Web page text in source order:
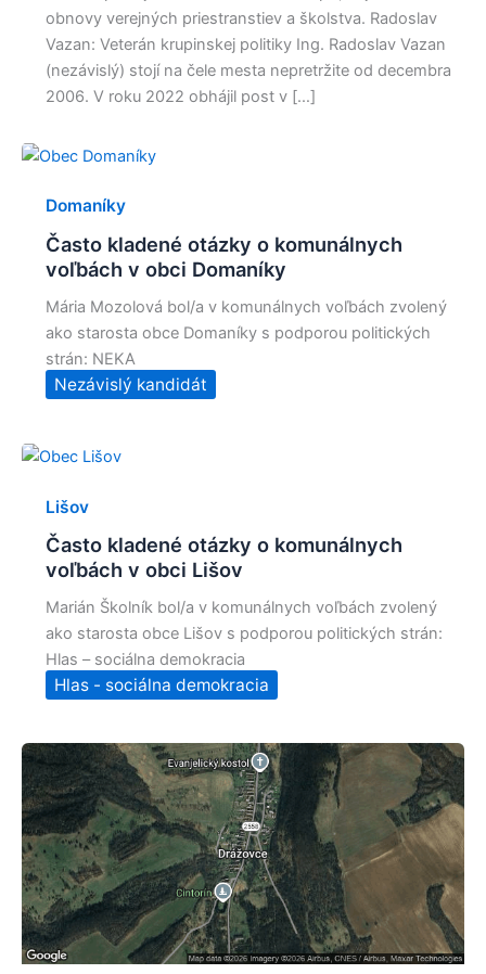
obnovy verejných priestranstiev a školstva. Radoslav
Vazan: Veterán krupinskej politiky Ing. Radoslav Vazan
(nezávislý) stojí na čele mesta nepretržite od decembra
2006. V roku 2022 obhájil post v […]
Domaníky
Často kladené otázky o komunálnych
voľbách v obci Domaníky
Mária Mozolová bol/a v komunálnych voľbách zvolený
ako starosta obce Domaníky s podporou politických
strán: NEKA
Nezávislý kandidát
Lišov
Často kladené otázky o komunálnych
voľbách v obci Lišov
Marián Školník bol/a v komunálnych voľbách zvolený
ako starosta obce Lišov s podporou politických strán:
Hlas – sociálna demokracia
Hlas - sociálna demokracia